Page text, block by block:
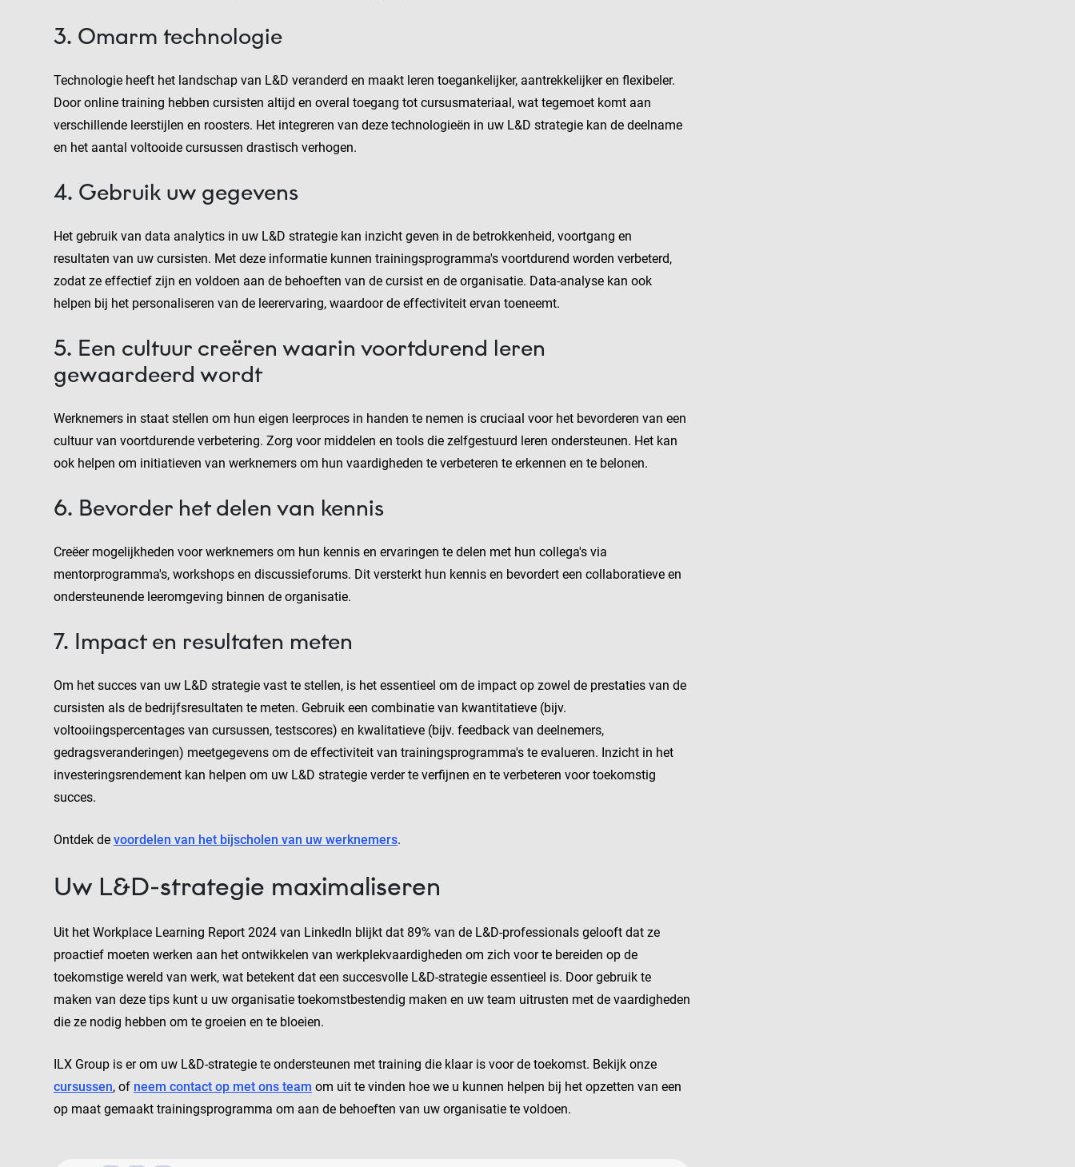
3. Omarm technologie
Technologie heeft het landschap van L&D veranderd en maakt leren toegankelijker, aantrekkelijker en flexibeler.
Door online training hebben cursisten altijd en overal toegang tot cursusmateriaal, wat tegemoet komt aan
verschillende leerstijlen en roosters. Het integreren van deze technologieën in uw L&D strategie kan de deelname
en het aantal voltooide cursussen drastisch verhogen.
4. Gebruik uw gegevens
Het gebruik van data analytics in uw L&D strategie kan inzicht geven in de betrokkenheid, voortgang en
resultaten van uw cursisten. Met deze informatie kunnen trainingsprogramma's voortdurend worden verbeterd,
zodat ze effectief zijn en voldoen aan de behoeften van de cursist en de organisatie. Data-analyse kan ook
helpen bij het personaliseren van de leerervaring, waardoor de effectiviteit ervan toeneemt.
5. Een cultuur creëren waarin voortdurend leren
gewaardeerd wordt
Werknemers in staat stellen om hun eigen leerproces in handen te nemen is cruciaal voor het bevorderen van een
cultuur van voortdurende verbetering. Zorg voor middelen en tools die zelfgestuurd leren ondersteunen. Het kan
ook helpen om initiatieven van werknemers om hun vaardigheden te verbeteren te erkennen en te belonen.
6. Bevorder het delen van kennis
Creëer mogelijkheden voor werknemers om hun kennis en ervaringen te delen met hun collega's via
mentorprogramma's, workshops en discussieforums. Dit versterkt hun kennis en bevordert een collaboratieve en
ondersteunende leeromgeving binnen de organisatie.
7. Impact en resultaten meten
Om het succes van uw L&D strategie vast te stellen, is het essentieel om de impact op zowel de prestaties van de
cursisten als de bedrijfsresultaten te meten. Gebruik een combinatie van kwantitatieve (bijv.
voltooiingspercentages van cursussen, testscores) en kwalitatieve (bijv. feedback van deelnemers,
gedragsveranderingen) meetgegevens om de effectiviteit van trainingsprogramma's te evalueren. Inzicht in het
investeringsrendement kan helpen om uw L&D strategie verder te verfijnen en te verbeteren voor toekomstig
succes.
Ontdek de voordelen van het bijscholen van uw werknemers.
Uw L&D-strategie maximaliseren
Uit het Workplace Learning Report 2024 van LinkedIn blijkt dat 89% van de L&D-professionals gelooft dat ze
proactief moeten werken aan het ontwikkelen van werkplekvaardigheden om zich voor te bereiden op de
toekomstige wereld van werk, wat betekent dat een succesvolle L&D-strategie essentieel is. Door gebruik te
maken van deze tips kunt u uw organisatie toekomstbestendig maken en uw team uitrusten met de vaardigheden
die ze nodig hebben om te groeien en te bloeien.
ILX Group is er om uw L&D-strategie te ondersteunen met training die klaar is voor de toekomst. Bekijk onze
cursussen, of neem contact op met ons team om uit te vinden hoe we u kunnen helpen bij het opzetten van een
op maat gemaakt trainingsprogramma om aan de behoeften van uw organisatie te voldoen.